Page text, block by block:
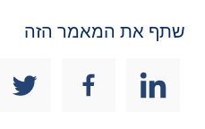
שתף את המאמר הזה